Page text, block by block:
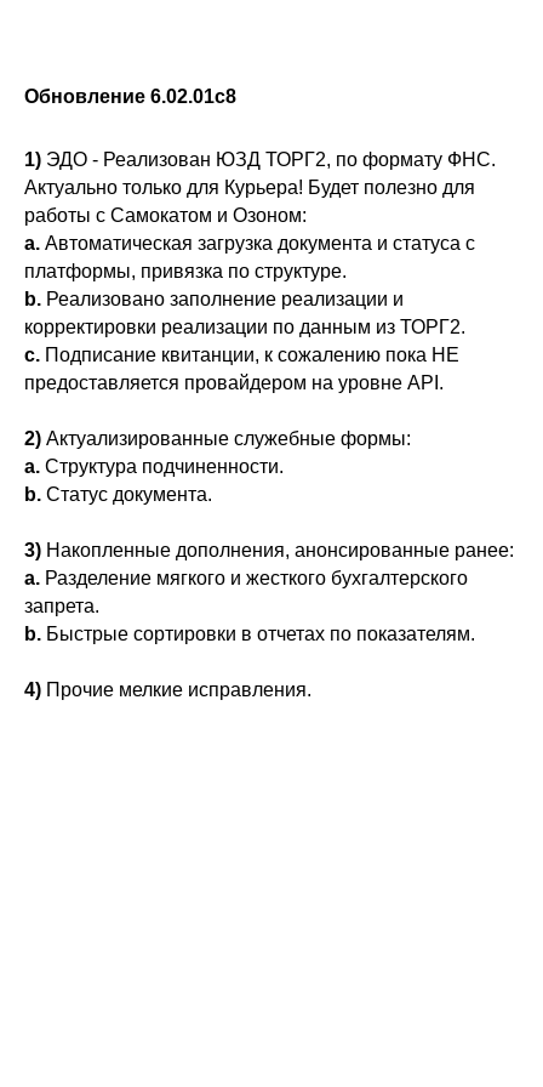
Обновление 6.02.01c8
1) ЭДО - Реализован ЮЗД ТОРГ2, по формату ФНС.
Актуально только для Курьера! Будет полезно для
работы с Самокатом и Озоном:
a. Автоматическая загрузка документа и статуса с
платформы, привязка по структуре.
b. Реализовано заполнение реализации и
корректировки реализации по данным из ТОРГ2.
c. Подписание квитанции, к сожалению пока НЕ
предоставляется провайдером на уровне API.
2) Актуализированные служебные формы:
a. Структура подчиненности.
b. Статус документа.
3) Накопленные дополнения, анонсированные ранее:
a. Разделение мягкого и жесткого бухгалтерского
запрета.
b. Быстрые сортировки в отчетах по показателям.
4) Прочие мелкие исправления.